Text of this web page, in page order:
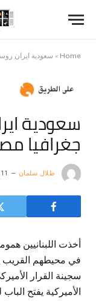
Home
» سعودية ايران
سعودية
جغرافيا
طلال سلمان 11 شباط، 2007
أخذت اللبنانيين
في محيطهم القريب
سجينة القرار
الأميركية يفتح